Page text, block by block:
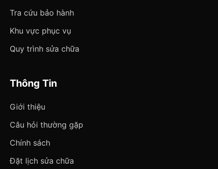
Tra cứu bảo hành
Khu vực phục vụ
Quy trình sửa chữa
Thông Tin
Giới thiệu
Câu hỏi thường gặp
Chính sách
Đặt lịch sửa chữa